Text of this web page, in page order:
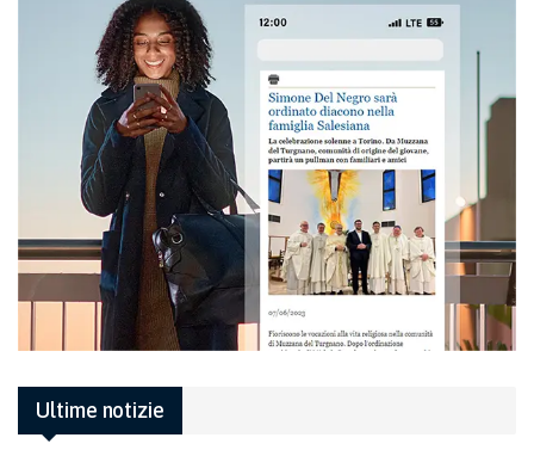
Ultime notizie